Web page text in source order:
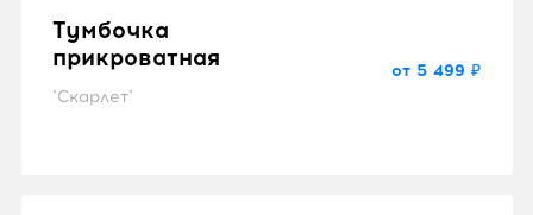
Тумбочка
прикроватная
"Скарлет"
от 5 499 ₽